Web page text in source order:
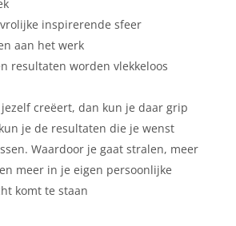
inspirerende sfeer
aan het werk
resultaten worden vlekkeloos
creëert, dan kun je daar grip
je de resultaten die je wenst
Waardoor je gaat stralen, meer
meer in je eigen persoonlijke
komt te staan